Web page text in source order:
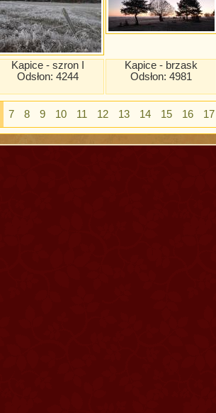
Kapice - szron I
Odsłon: 4244
Kapice - brzask
Odsłon: 4981
7 8 9 10 11 12 13 14 15 16 17